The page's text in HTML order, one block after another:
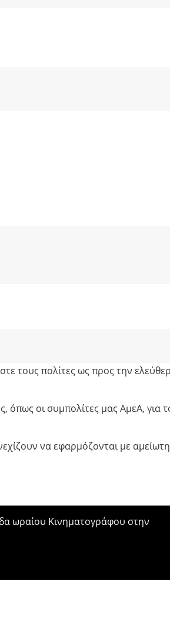
τους πολίτες ως προς την
όπως οι συμπολίτες μας ΑμεΑ, για
να εφαρμόζονται με αμείωτη
ωραίου Κινηματογράφου στην